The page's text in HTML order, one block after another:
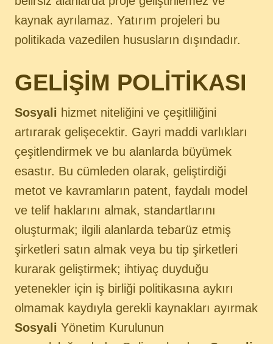
kaynak ayrılamaz. Yatırım projeleri bu
politikada vazedilen hususların dışındadır.
GELİŞİM POLİTİKASI
Sosyali hizmet niteliğini ve çeşitliliğini
artırarak gelişecektir. Gayri maddi varlıkları
çeşitlendirmek ve bu alanlarda büyümek
esastır. Bu cümleden olarak, geliştirdiği
metot ve kavramların patent, faydalı model
ve telif haklarını almak, standartlarını
oluşturmak; ilgili alanlarda tebarüz etmiş
şirketleri satın almak veya bu tip şirketleri
kurarak geliştirmek; ihtiyaç duyduğu
yetenekler için iş birliği politikasına aykırı
olmamak kaydıyla gerekli kaynakları ayırmak
Sosyali Yönetim Kurulunun